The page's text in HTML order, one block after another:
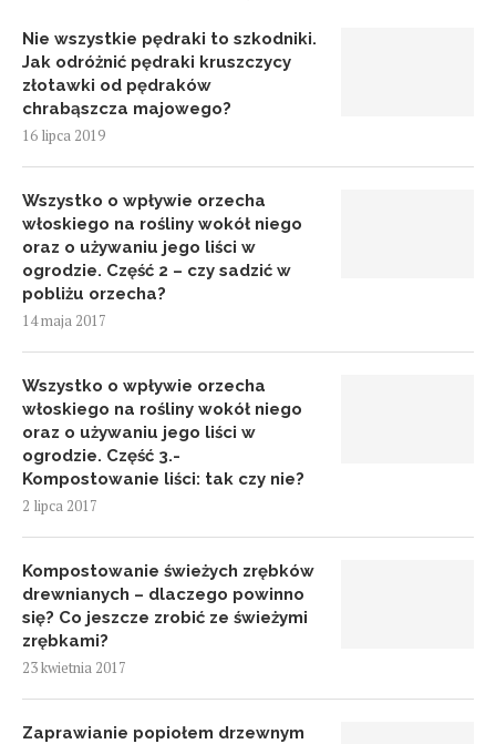
Nie wszystkie pędraki to szkodniki.
Jak odróżnić pędraki kruszczycy
złotawki od pędraków
chrabąszcza majowego?
16 lipca 2019
Wszystko o wpływie orzecha
włoskiego na rośliny wokół niego
oraz o używaniu jego liści w
ogrodzie. Część 2 – czy sadzić w
pobliżu orzecha?
14 maja 2017
Wszystko o wpływie orzecha
włoskiego na rośliny wokół niego
oraz o używaniu jego liści w
ogrodzie. Część 3.-
Kompostowanie liści: tak czy nie?
2 lipca 2017
Kompostowanie świeżych zrębków
drewnianych – dlaczego powinno
się? Co jeszcze zrobić ze świeżymi
zrębkami?
23 kwietnia 2017
Zaprawianie popiołem drzewnym